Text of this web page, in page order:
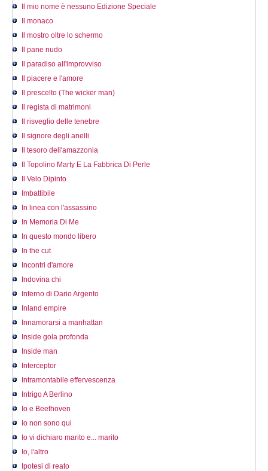
Il mio nome è nessuno Edizione Speciale
Il monaco
Il mostro oltre lo schermo
Il pane nudo
Il paradiso all'improvviso
Il piacere e l'amore
Il prescelto (The wicker man)
Il regista di matrimoni
Il risveglio delle tenebre
Il signore degli anelli
Il tesoro dell'amazzonia
Il Topolino Marty E La Fabbrica Di Perle
Il Velo Dipinto
Imbattibile
In linea con l'assassino
In Memoria Di Me
In questo mondo libero
In the cut
Incontri d'amore
Indovina chi
Inferno di Dario Argento
Inland empire
Innamorarsi a manhattan
Inside gola profonda
Inside man
Interceptor
Intramontabile effervescenza
Intrigo A Berlino
Io e Beethoven
Io non sono qui
Io vi dichiaro marito e... marito
Io, l'altro
Ipotesi di reato